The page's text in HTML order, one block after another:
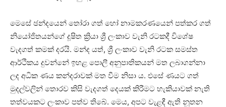
මෙසේ ඡන්දයෙන් තෝරා ගත් හෝ නාමකරණයෙන් පත්කර ගත්
නියෝජිතයන්ගේ දූෂිත ක්‍රියා ශ්‍රී ලංකාව වැනි රටකදී විශේෂ
වැදගත් කමක් දරයි. මන්ද යත්, ශ්‍රී ලංකාව වැනි රටක සමස්ත
ආර්ථිකය දුවන්නේ ඉහළ පොලී අනුපාතිකයන් මත ලබාගන්නා
ලද අධික ණය කන්දරාවක් මත වීම නිසා ය. එසේ ණයට ගත්
මුදල්වලින් තොරව කිසි වැදගත් දෙයක් කිරීමට හැකියාවක් නැති
තත්වයකට ලංකාව පත්ව තිබේ. මෙය, අපට වැළඳී ඇති නූතන